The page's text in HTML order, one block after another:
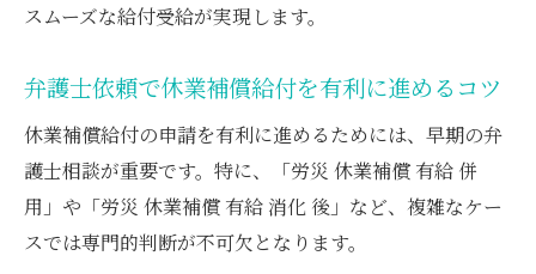
スムーズな給付受給が実現します。
弁護士依頼で休業補償給付を有利に進めるコツ
休業補償給付の申請を有利に進めるためには、早期の弁
護士相談が重要です。特に、「労災 休業補償 有給 併
用」や「労災 休業補償 有給 消化 後」など、複雑なケー
スでは専門的判断が不可欠となります。